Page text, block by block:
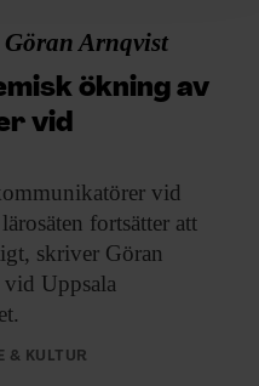
och annan
vi samarbetar med.
med annan
eller som de har
tjänster.
Göran Arnqvist
ökning av
vid
vid
fortsätter att
skriver Göran
Uppsala
& KULTUR